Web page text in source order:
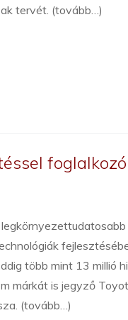
tervét. (tovább…)
több mint 13 millió
márkát is jegyző
(tovább…)